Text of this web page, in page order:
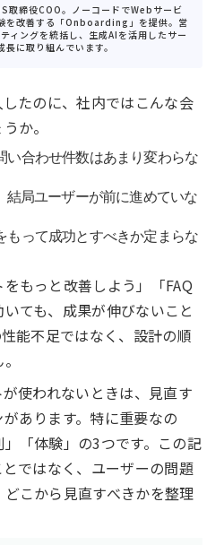
取締役COO。ノーコードでWebサービ
を改善する「Onboarding」を提供。営
ィングを統括し、生成AIを活用したサー
長に取り組んでいます。
たのに、社内ではこんな会
か。
い合わせ件数はあまり変わらな
結局ユーザーが前に進めていな
もって成功とすべきか定まらな
もっと改善しよう」「FAQ
ても、成果が伸びないこと
能不足ではなく、設計の順
使われないときは、見直す
あります。特に重要なの
「体験」の3つです。この記
ではなく、ユーザーの問題
こから見直すべきかを整理